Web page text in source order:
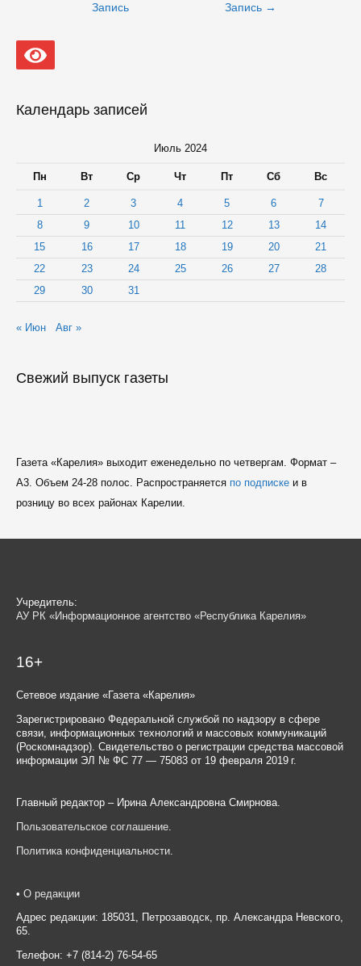
Запись
Запись →
Календарь записей
Июль 2024
Пн Вт Ср Чт Пт Сб Вс
1 2 3 4 5 6
7
8
9 10 11 12 13
14
15
16 17 18 19 20
21
22
23 24 25 26 27
28
29
30 31
« Июн Авг »
Свежий выпуск газеты
Газета «Карелия» выходит еженедельно по четвергам. Формат –
A3. Объем 24-28 полос. Распространяется по подпискеи в
розницу во всех районах Карелии.
Учредитель:
АУ РК «Информационное агентство «Республика Карелия»
16+
Сетевое издание «Газета «Карелия»
Зарегистрировано Федеральной службой по надзору в сфере
связи, информационных технологий и массовых коммуникаций
(Роскомнадзор). Свидетельство о регистрации средства массовой
информации ЭЛ № ФС 77 — 75083 от 19 февраля 2019 г.
Главный редактор – Ирина Александровна Смирнова.
Пользовательское соглашение.
Политика конфиденциальности
• О редакции
Адрес редакции: 185031, Петрозаводск, пр. Александра Невского,
65.
Телефон: +7 (814-2) 76-54-65